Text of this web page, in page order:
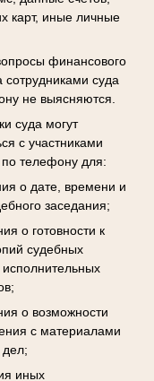
карт, иные личные
финансового
сотрудниками суда
не выясняются.
суда могут
с участниками
по телефону для:
о дате, времени и
заседания;
о готовности к
судебных
о возможности
с материалами
иных